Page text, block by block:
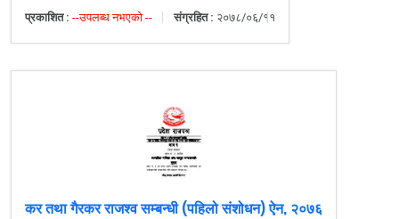
प्रकाशित : --उपलब्ध नभएको -- संग्रहित : २०७८/०६/११
कर तथा गैरकर राजश्व सम्बन्धी (पहिलो संशोधन) ऐन, २०७६